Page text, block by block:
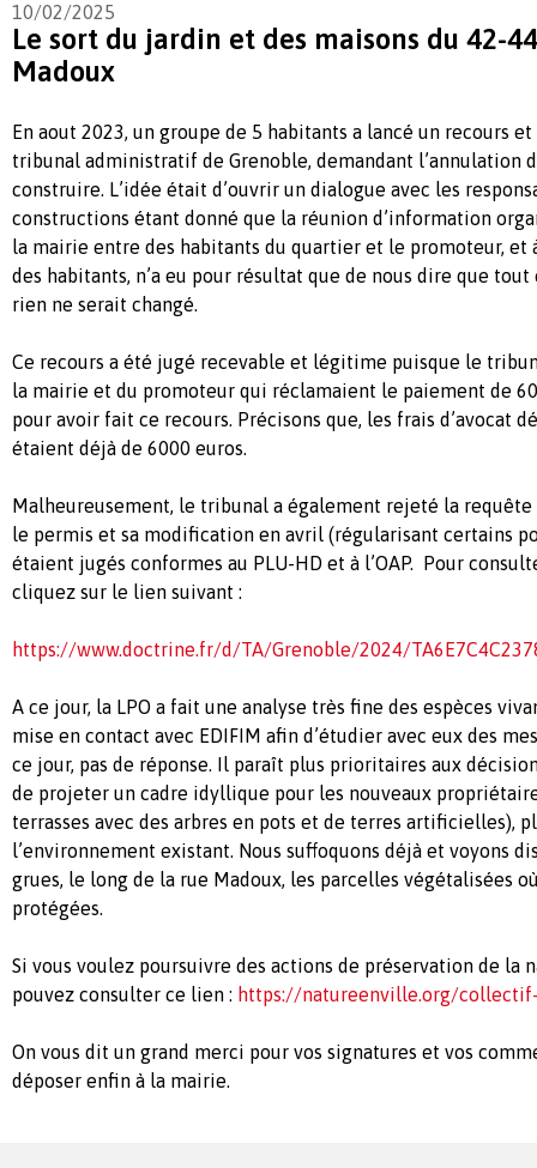
10/02/2025
Le sort du jardin et des maisons du 42-
Madoux
En aout 2023, un groupe de 5 habitants a lancé un recours
tribunal administratif de Grenoble, demandant l’annulation
construire. L’idée était d’ouvrir un dialogue avec les
constructions étant donné que la réunion d’information
la mairie entre des habitants du quartier et le promoteur, et
des habitants, n’a eu pour résultat que de nous dire que
rien ne serait changé.
Ce recours a été jugé recevable et légitime puisque le
la mairie et du promoteur qui réclamaient le paiement de
pour avoir fait ce recours. Précisons que, les frais d’avocat
étaient déjà de 6000 euros.
Malheureusement, le tribunal a également rejeté la
le permis et sa modification en avril (régularisant certains
étaient jugés conformes au PLU-HD et à l’OAP. Pour
cliquez sur le lien suivant :
https://www.doctrine.fr/d/TA/Grenoble/2024/
A ce jour, la LPO a fait une analyse très fine des espèces
mise en contact avec EDIFIM afin d’étudier avec eux des
ce jour, pas de réponse. Il paraît plus prioritaires aux
de projeter un cadre idyllique pour les nouveaux
terrasses avec des arbres en pots et de terres artificielles),
l’environnement existant. Nous suffoquons déjà et voyons
grues, le long de la rue Madoux, les parcelles végétalisées
protégées.
Si vous voulez poursuivre des actions de préservation de la
pouvez consulter ce lien : https://natureenville.org/
On vous dit un grand merci pour vos signatures et vos
déposer enfin à la mairie.